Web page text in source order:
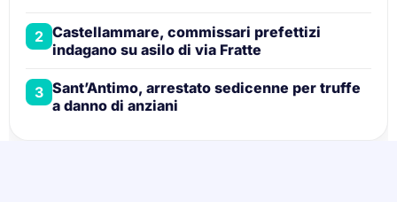
2 Castellammare, commissari prefettizi
indagano su asilo di via Fratte
3 Sant’Antimo, arrestato sedicenne per truffe
a danno di anziani